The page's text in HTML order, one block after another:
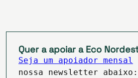
Quer a apoiar a Eco
Seja um apoiador mensal
nossa newsletter abaixo: